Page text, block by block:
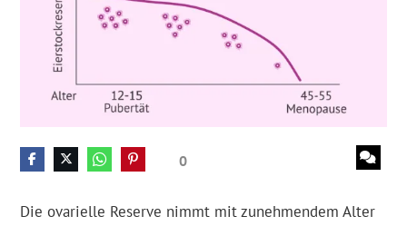
0
Die ovarielle Reserve nimmt mit zunehmendem Alter